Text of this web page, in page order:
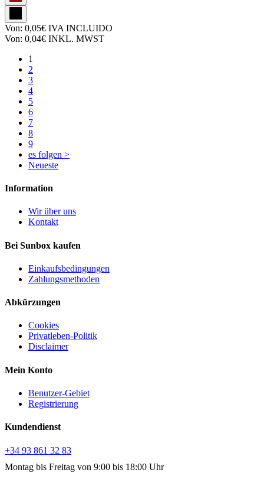
Von: 0,05€ IVA INCLUIDO
Von: 0,04€ INKL. MWST
1
2
3
4
5
6
7
8
9
es folgen >
Neueste
Information
Wir über uns
Kontakt
Bei Sunbox kaufen
Einkaufsbedingungen
Zahlungsmethoden
Abkürzungen
Cookies
Privatleben-Politik
Disclaimer
Mein Konto
Benutzer-Gebiet
Registrierung
Kundendienst
+34 93 861 32 83
Montag bis Freitag von 9:00 bis 18:00 Uhr